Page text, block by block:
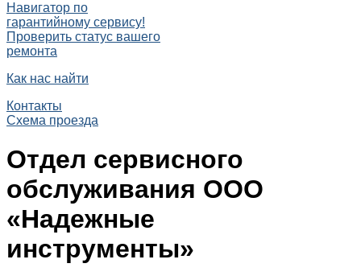
Навигатор по
гарантийному сервису!
Проверить статус вашего
ремонта
Как нас найти
Контакты
Схема проезда
Отдел сервисного
обслуживания ООО
«Надежные
инструменты»